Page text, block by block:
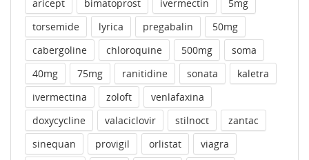
aricept
bimatoprost ivermectin
5mg
torsemide
lyrica pregabalin
50mg
cabergoline
chloroquine 500mg
soma
40mg
75mg ranitidine sonata
kaletra
ivermectina
zoloft
venlafaxina
doxycycline
valaciclovir stilnoct
zantac
sinequan
provigil orlistat viagra